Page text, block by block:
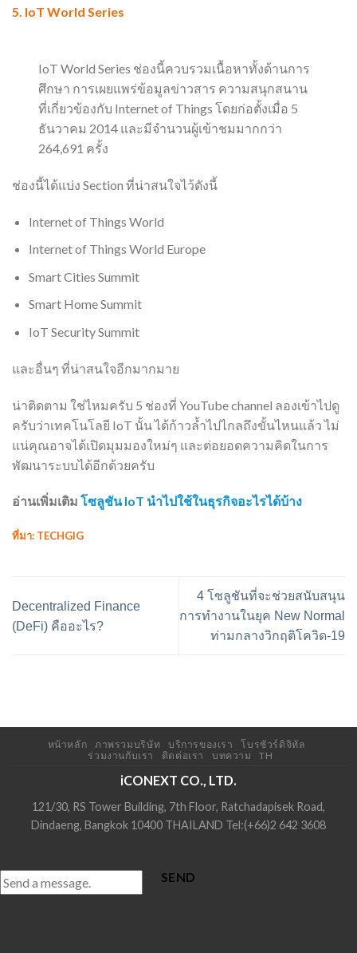
5. IoT World Series
IoT World Series ช่องนี้ควบรวมเนื้อหาทั้งด้านการ
ศึกษา การเผยแพร่ข้อมูลข่าวสาร ความสนุกสนาน
ที่เกี่ยวข้องกับ Internet of Things โดยก่อตั้งเมื่อ 5
ธันวาคม 2014 และมีจำนวนผู้เข้าชมมากกว่า
264,691 ครั้ง
ช่องนี้ได้แบ่ง Section ที่น่าสนใจไว้ดังนี้
Internet of Things World
Internet of Things World Europe
Smart Cities Summit
Smart Home Summit
IoT Security Summit
และอื่นๆ ที่น่าสนใจอีกมากมาย
น่าติดตาม ใช่ไหมครับ 5 ช่องที่ YouTube channel ลองเข้าไปดู
ครับว่าเทคโนโลยี IoT นั้น ได้ก้าวล้ำไปไกลถึงขั้นไหนแล้ว ไม่
แน่คุณอาจได้เปิดมุมมองใหม่ๆ และต่อยอดความคิดในการ
พัฒนาระบบได้อีกด้วยครับ
อ่านเพิ่มเติม โซลูชัน IoT นำไปใช้ในธุรกิจอะไรได้บ้าง
ที่มา: TECHGIG
Decentralized Finance
(DeFi) คืออะไร?
4 โซลูชันที่จะช่วยสนับสนุน
การทำงานในยุค New Normal
ท่ามกลางวิกฤติโควิด-19
หน้าหลัก ภาพรวมบริษัท บริการของเรา
โบรชัวร์ดิจิทัล
ร่วมงานกับเรา
ติดต่อเรา บทความ TH
iCONEXT CO., LTD.
121/30, RS Tower Building, 7th Floor, Ratchadapisek Road,
Dindaeng, Bangkok 10400 THAILAND Tel:(+66)2 642 3608
SEND